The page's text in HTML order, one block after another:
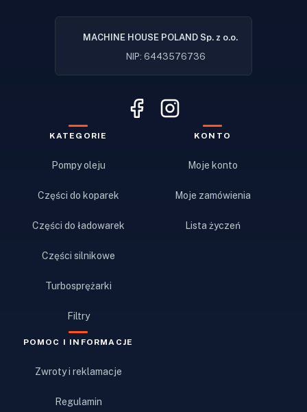
MACHINE HOUSE POLAND Sp. z o.o.
NIP: 6443576736
KATEGORIE
Pompy oleju
Części do koparek
Części do ładowarek
Części silnikowe
Turbosprężarki
Filtry
KONTO
Moje konto
Moje zamówienia
Lista życzeń
POMOC I INFORMACJE
Zwroty i reklamacje
Regulamin